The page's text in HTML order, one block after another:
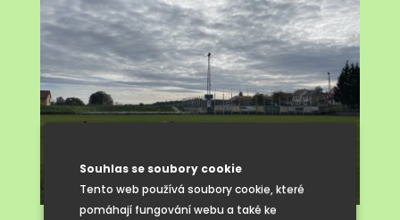
Souhlas se soubory cookie
Tento web používá soubory cookie, které
pomáhají fungování webu a také ke